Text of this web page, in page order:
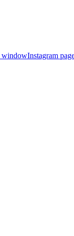
windowInstagram